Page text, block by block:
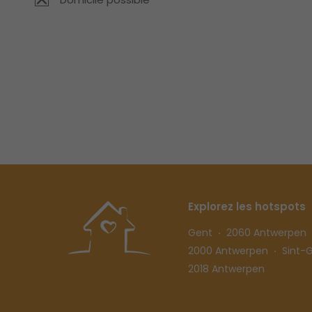
Explorez les hotspots
Gent 2060 Antwerpen
2000 Antwerpen
Sint-
2018 Antwerpen